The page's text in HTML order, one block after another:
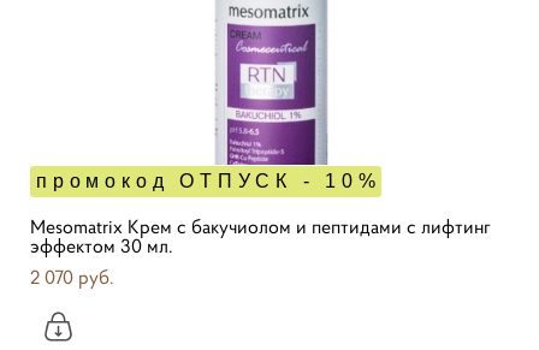
промокод ОТПУСК - 10%
Mesomatrix Крем с бакучиолом и пептидами с лифтинг
эффектом 30 мл.
2 070 pуб.